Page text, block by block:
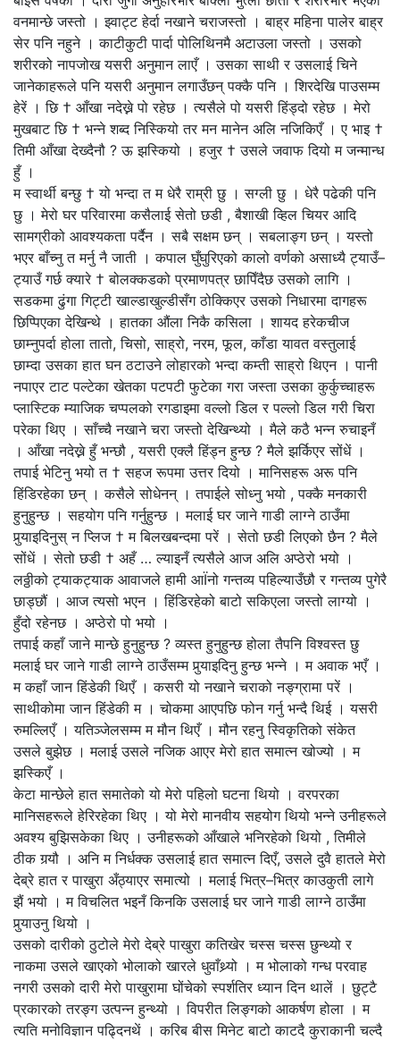
वनमान्छे जस्तो । झ्वाट्ट हेर्दा नखाने चराजस्तो । बाह्र महिना पालेर बाह्र
सेर पनि नहुने । काटीकुटी पार्दा पोलिथिनमै अटाउला जस्तो । उसको
शरीरको नापजोख यसरी अनुमान लाएँ । उसका साथी र उसलाई चिने
जानेकाहरूले पनि यसरी अनुमान लगाउँछन् पक्कै पनि । शिरदेखि पाउसम्म
हेरें । छि † आँखा नदेख्ने पो रहेछ । त्यसैले पो यसरी हिंड्दो रहेछ । मेरो
मुखबाट छि † भन्ने शब्द निस्कियो तर मन मानेन अलि नजिकिएँ । ए भाइ †
तिमी आँखा देख्दैनौ ? ऊ झस्कियो । हजुर † उसले जवाफ दियो म जन्मान्ध
हुँ ।
म स्वार्थी बन्छु † यो भन्दा त म धेरै राम्री छु । सग्ली छु । धेरै पढेकी पनि
छु । मेरो घर परिवारमा कसैलाई सेतो छडी , बैशाखी व्हिल चियर आदि
सामग्रीको आवश्यकता पर्दैन । सबै सक्षम छन् । सबलाङ्ग छन् । यस्तो
भएर बाँच्नु त मर्नु नै जाती । कपाल घुँघुरिएको कालो वर्णको असाध्यै ट्याउँ–
ट्याउँ गर्छ क्यारे † बोलक्कडको प्रमाणपत्र छापिँदैछ उसको लागि ।
सडकमा ढुंगा गिट्टी खाल्डाखुल्डीसँग ठोक्किएर उसको निधारमा दागहरू
छिप्पिएका देखिन्थे । हातका औंला निकै कसिला । शायद हरेकचीज
छाम्नुपर्दा होला तातो, चिसो, साह्रो, नरम, फूल, काँडा यावत वस्तुलाई
छाम्दा उसका हात घन ठटाउने लोहारको भन्दा कम्ती साह्रो थिएन । पानी
नपाएर टाट पल्टेका खेतका पटपटी फुटेका गरा जस्ता उसका कुर्कुच्चाहरू
प्लास्टिक म्याजिक चप्पलको रगडाइमा वल्लो डिल र पल्लो डिल गरी चिरा
परेका थिए । साँच्चै नखाने चरा जस्तो देखिन्थ्यो । मैले कठै भन्न रुचाइनँ
। आँखा नदेख्ने हुँ भन्छौ , यसरी एक्लै हिंड्न हुन्छ ? मैले झर्किएर सोंधें ।
तपाई भेटिनु भयो त † सहज रूपमा उत्तर दियो । मानिसहरू अरू पनि
हिंडिरहेका छन् । कसैले सोधेनन् । तपाईले सोध्नु भयो , पक्कै मनकारी
हुनुहुन्छ । सहयोग पनि गर्नुहुन्छ । मलाई घर जाने गाडी लाग्ने ठाउँमा
पुर्‍याइदिनुस् न प्लिज † म बिलखबन्दमा परें । सेतो छडी लिएको छैन ? मैले
सोंधें । सेतो छडी † अहँ … ल्याइनँ त्यसैले आज अलि अप्ठेरो भयो ।
लठ्ठीको ट्याकट्याक आवाजले हामी आÏनो गन्तव्य पहिल्याउँछौ र गन्तव्य पुगेरै
छाड्छौं । आज त्यसो भएन । हिंडिरहेको बाटो सकिएला जस्तो लाग्यो ।
हुँदो रहेनछ । अप्ठेरो पो भयो ।
तपाई कहाँ जाने मान्छे हुनुहुन्छ ? व्यस्त हुनुहुन्छ होला तैपनि विश्वस्त छु
मलाई घर जाने गाडी लाग्ने ठाउँसम्म पुर्‍याइदिनु हुन्छ भन्ने । म अवाक भएँ ।
म कहाँ जान हिंडेकी थिएँ । कसरी यो नखाने चराको नङ्ग्रामा परें ।
साथीकोमा जान हिंडेकी म । चोकमा आएपछि फोन गर्नु भन्दै थिई । यसरी
रुमल्लिएँ । यतिञ्जेलसम्म म मौन थिएँ । मौन रहनु स्विकृतिको संकेत
उसले बुझेछ । मलाई उसले नजिक आएर मेरो हात समात्न खोज्यो । म
झस्किएँ ।
केटा मान्छेले हात समातेको यो मेरो पहिलो घटना थियो । वरपरका
मानिसहरूले हेरिरहेका थिए । यो मेरो मानवीय सहयोग थियो भन्ने उनीहरूले
अवश्य बुझिसकेका थिए । उनीहरूको आँखाले भनिरहेको थियो , तिमीले
ठीक गर्‍यौ । अनि म निर्धक्क उसलाई हात समात्न दिएँ, उसले दुवै हातले मेरो
देब्रे हात र पाखुरा अँठ्याएर समात्यो । मलाई भित्र–भित्र काउकुती लागे
झैं भयो । म विचलित भइनँ किनकि उसलाई घर जाने गाडी लाग्ने ठाउँमा
पुर्‍याउनु थियो ।
उसको दारीको ठुटोले मेरो देब्रे पाखुरा कतिखेर चस्स चस्स छुन्थ्यो र
नाकमा उसले खाएको भोलाको खारले धुवाँथ्र्यो । म भोलाको गन्ध परवाह
नगरी उसको दारी मेरो पाखुरामा घोंचेको स्पर्शतिर ध्यान दिन थालें । छुट्टै
प्रकारको तरङ्ग उत्पन्न हुन्थ्यो । विपरीत लिङ्गको आकर्षण होला । म
त्यति मनोविज्ञान पढ्दिनथें । करिब बीस मिनेट बाटो काटदै कुराकानी चल्दै